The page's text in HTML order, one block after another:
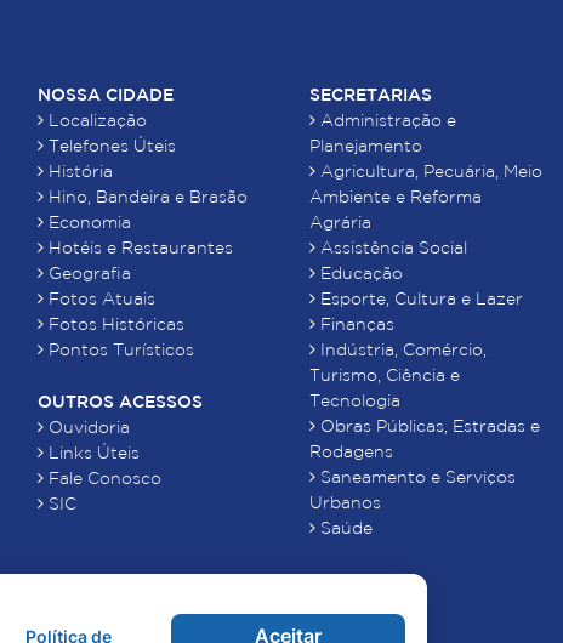
NOSSA CIDADE
Localização
Telefones Úteis
História
Hino, Bandeira e Brasão
Economia
Hotéis e Restaurantes
Geografia
Fotos Atuais
Fotos Históricas
Pontos Turísticos
OUTROS ACESSOS
Ouvidoria
Links Úteis
Fale Conosco
SIC
SECRETARIAS
Administração e
Planejamento
Agricultura, Pecuária, Meio
Ambiente e Reforma
Agrária
Assistência Social
Educação
Esporte, Cultura e Lazer
Finanças
Indústria, Comércio,
Turismo, Ciência e
Tecnologia
Obras Públicas, Estradas e
Rodagens
Saneamento e Serviços
Urbanos
Saúde
Política de Aceitar